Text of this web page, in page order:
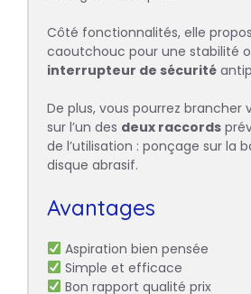
Côté fonctionnalités, elle
caoutchouc pour une stabilité
interrupteur de sécurité
De plus, vous pourrez brancher
sur l’un des deux raccords
de l’utilisation : ponçage sur la
disque abrasif.
Avantages
Aspiration bien pensée
Simple et efficace
Bon rapport qualité prix